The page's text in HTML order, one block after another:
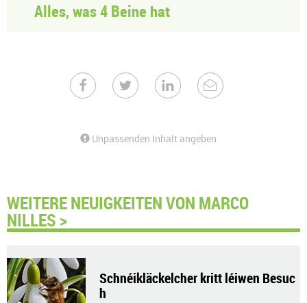
Alles, was 4 Beine hat
Unpassenden Inhalt angeben
WEITERE NEUIGKEITEN VON MARCO
NILLES >
Schnéikläckelcher kritt léiwen Besuc
h